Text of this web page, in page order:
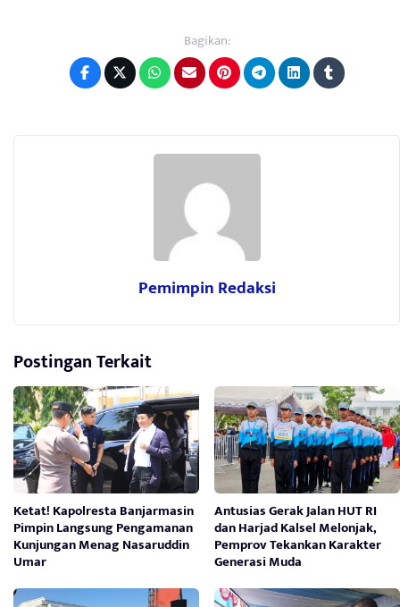
Bagikan:
Pemimpin Redaksi
Postingan Terkait
Ketat! Kapolresta Banjarmasin
Pimpin Langsung Pengamanan
Kunjungan Menag Nasaruddin
Umar
Antusias Gerak Jalan HUT RI
dan Harjad Kalsel Melonjak,
Pemprov Tekankan Karakter
Generasi Muda